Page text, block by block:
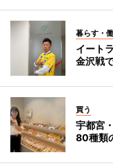
暮らす・
イート
金沢戦
買う
宇都宮
80種類